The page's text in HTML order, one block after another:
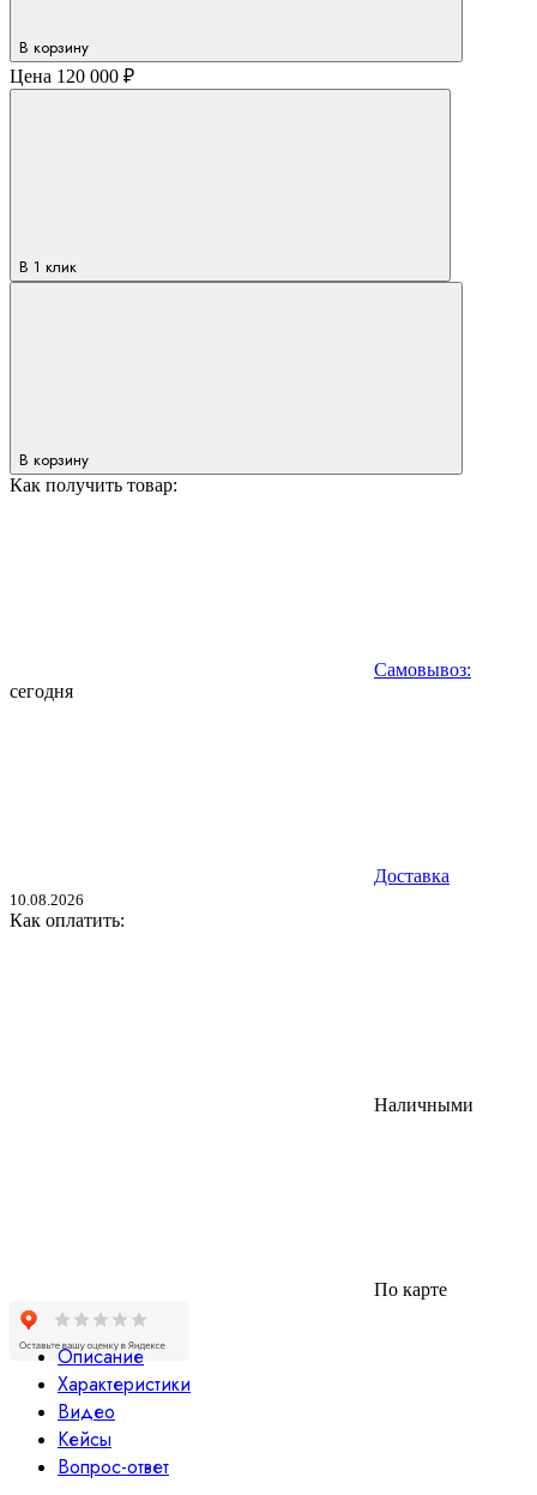
В корзину
Цена 120 000 ₽
В 1 клик
В корзину
Как получить товар:
Самовывоз:
сегодня
Доставка
10.08.2026
Как оплатить:
Наличными
По карте
Описание
Характеристики
Видео
Кейсы
Вопрос-ответ